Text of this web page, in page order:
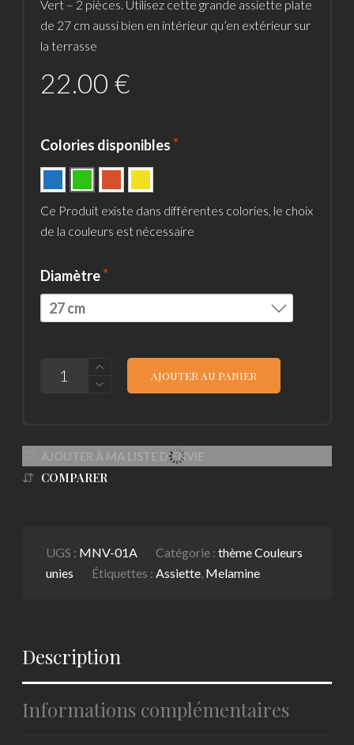
Vert – 2 pièces. Utilisez cette grande assiette plate
de 27 cm aussi bien en intérieur qu’en extérieur sur
la terrasse
22.00€
Colories disponibles
Ce Produit existe dans différentes colories, le choix
de la couleurs est nécessaire
Diamètre
27 cm
QUANTITÉ
EN
MÉLAMINE
AJOUTER AU PANIER
AJOUTER À MA LISTE D'ENVIE
COMPARER
UGS : MNV-01A Catégorie :thème Couleurs
unies
Étiquettes : Assiette Melamine
Description
Informations complémentaires